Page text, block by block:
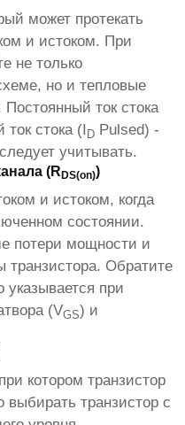
может протекать
и истоком. При
не только
но и тепловые
Постоянный ток стока
стока (I D Pulsed) -
учитывать.
(RDS(on))
и истоком, когда
состоянии.
потери мощности и
Обратите
указывается при
(VGS) и
котором транзистор
выбирать транзистор с